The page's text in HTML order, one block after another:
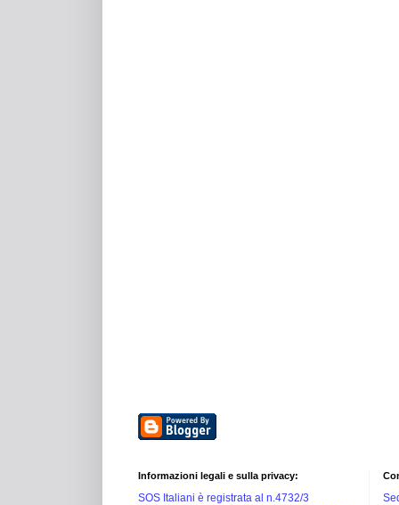
Informazioni legali e sulla privacy:
SOS Italiani è registrata al n.4732/3